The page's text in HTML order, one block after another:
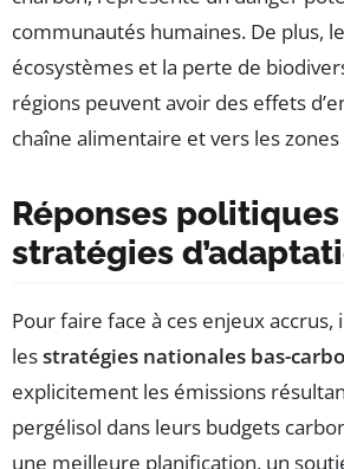
communautés humaines. De plus,
écosystèmes et la perte de
régions peuvent avoir des effets
chaîne alimentaire et vers les
Réponses
stratégies
Pour faire face à ces enjeux accrus,
lesstratégies nationales bas-
explicitement les émissions
pergélisol dans leurs budgets
une meilleure planification, un